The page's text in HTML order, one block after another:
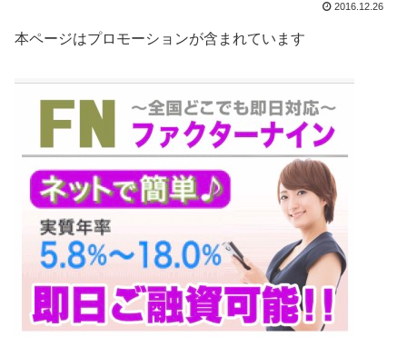
2016.12.26
本ページはプロモーションが含まれています